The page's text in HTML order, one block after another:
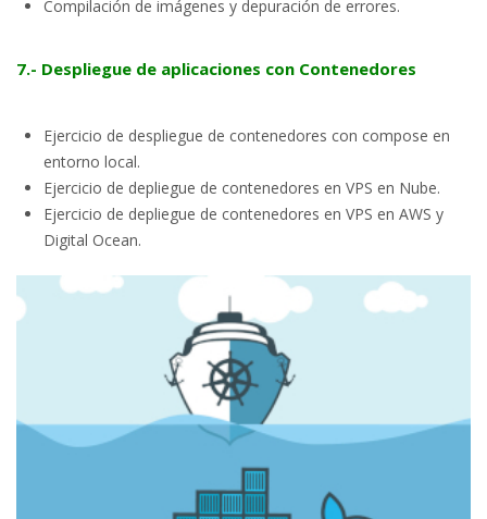
Compilación de imágenes y depuración de errores.
7.- Despliegue de aplicaciones con Contenedores
Ejercicio de despliegue de contenedores con compose en
entorno local.
Ejercicio de depliegue de contenedores en VPS en Nube.
Ejercicio de depliegue de contenedores en VPS en AWS y
Digital Ocean.